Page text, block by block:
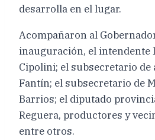
desarrolla en el lugar.
Acompañaron al
inauguración, el intendente
Cipolini; el subsecretario
Fantín; el subsecretario de
Barrios; el diputado
Reguera, productores y
entre otros.